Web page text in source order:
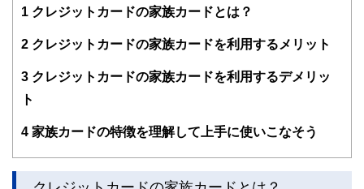
得者を中心に「お金や暮らし」に関する書籍・雑誌の編集経
験者で構成され、企画立案から記事掲載まですべての工程に
関わることで、読者目線のコンテンツを追求しています。
ドバイザー、DCプランナー、公認会計士、社会保険労務
士、行政書士、投資アナリスト、キャリアコンサルタントな
をわかりやすく発信している点です。
1 クレジットカードの家族カードとは？
2 クレジットカードの家族カードを利用するメリット
3 クレジットカードの家族カードを利用するデメリッ
ト
4 家族カードの特徴を理解して上手に使いこなそう